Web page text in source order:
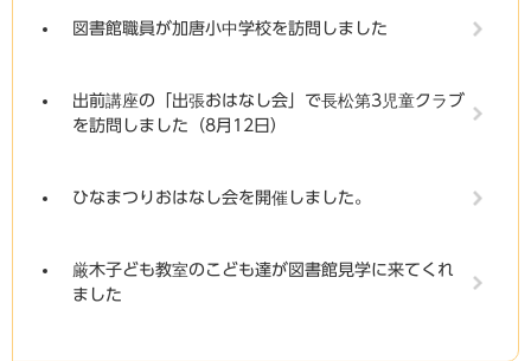
図書館職員が加唐小中学校を訪問しました
出前講座の「出張おはなし会」で長松第3児童クラブ
を訪問しました（8月12日）
ひなまつりおはなし会を開催しました。
厳木子ども教室のこども達が図書館見学に来てくれ
ました